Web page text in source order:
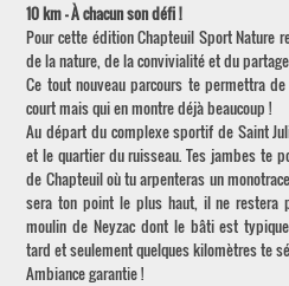
10 km - À chacun son défi !
Pour cette édition Chapteuil Sport Nature
de la nature, de la convivialité et du
Ce tout nouveau parcours te permettra
court mais qui en montre déjà beaucoup !
Au départ du complexe sportif de Saint
et le quartier du ruisseau. Tes jambes te
de Chapteuil où tu arpenteras un
sera ton point le plus haut, il ne restera
moulin de Neyzac dont le bâti est
tard et seulement quelques kilomètres te
Ambiance garantie !